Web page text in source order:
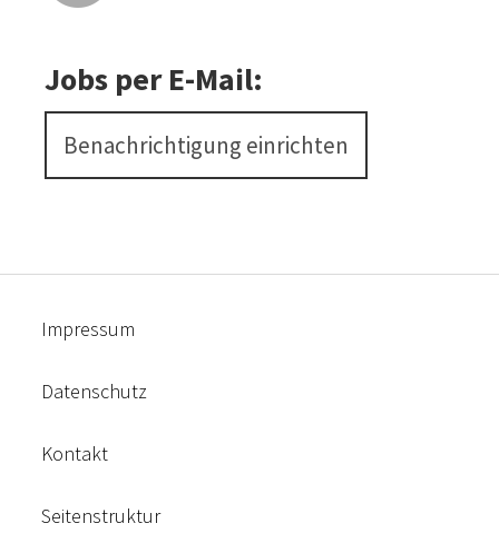
Jobs per E-Mail:
Benachrichtigung einrichten
Impressum
Datenschutz
Kontakt
Seitenstruktur